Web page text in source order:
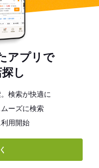
アプリで
し
検索が快適に
ーズに検索
用開始